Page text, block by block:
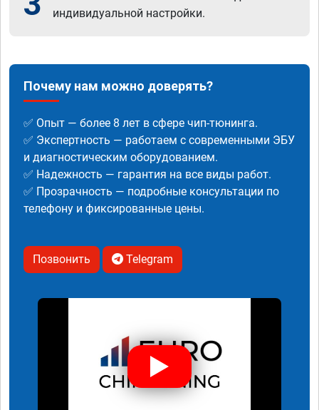
индивидуальной настройки.
Почему нам можно доверять?
✅ Опыт — более 8 лет в сфере чип-тюнинга.
✅ Экспертность — работаем с современными ЭБУ
и диагностическим оборудованием.
✅ Надежность — гарантия на все виды работ.
✅ Прозрачность — подробные консультации по
телефону и фиксированные цены.
Позвонить Telegram